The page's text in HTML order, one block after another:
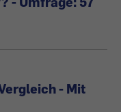
- Mit